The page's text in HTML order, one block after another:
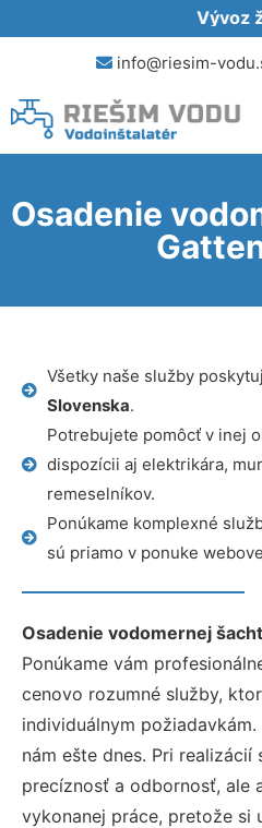
Vývoz
info@riesim-
Osadenie
Všetky naše služby
Slovenska.
Potrebujete pomôcť v inej
dispozícii aj elektrikára,
remeselníkov.
Ponúkame komplexné
sú priamo v ponuke
Osadenie vodomernej
Ponúkame vám
cenovo rozumné služby,
individuálnym
nám ešte dnes. Pri realizácií
precíznosť a odbornosť, ale
vykonanej práce, pretože si